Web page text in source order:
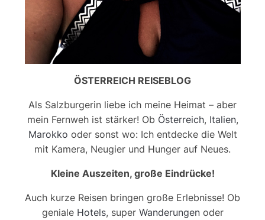
ÖSTERREICH REISEBLOG
Als Salzburgerin liebe ich meine Heimat – aber
mein Fernweh ist stärker! Ob Österreich, Italien,
Marokko oder sonst wo: Ich entdecke die Welt
mit Kamera, Neugier und Hunger auf Neues.
Kleine Auszeiten, große Eindrücke!
Auch kurze Reisen bringen große Erlebnisse! Ob
geniale Hotels, super Wanderungenoder